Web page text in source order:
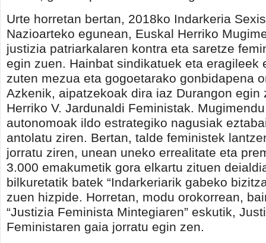
Urte horretan bertan, 2018ko Indarkeria
Nazioarteko egunean, Euskal Herriko
justizia patriarkalaren kontra eta saretze
egin zuen. Hainbat sindikatuek eta eragileek
zuten mezua eta gogoetarako gonbidapena
Azkenik, aipatzekoak dira iaz Durangon egin
Herriko V. Jardunaldi Feministak.
autonomoak ildo estrategiko nagusiak
antolatu ziren. Bertan, talde feministek
jorratu ziren, unean uneko errealitate eta
3.000 emakumetik gora elkartu zituen
bilkuretatik batek “Indarkeriarik gabeko
zuen hizpide. Horretan, modu orokorrean,
“Justizia Feminista Mintegiaren” eskutik,
Feministaren gaia jorratu egin zen.